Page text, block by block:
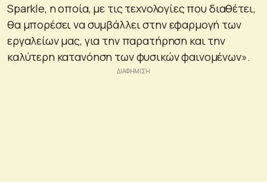
Sparkle, η οποία, με τις τεχνολογίες που διαθέτει,
θα μπορέσει να συμβάλλει στην εφαρμογή των
εργαλείων μας, για την παρατήρηση και την
καλύτερη κατανόηση των φυσικών φαινομένων».